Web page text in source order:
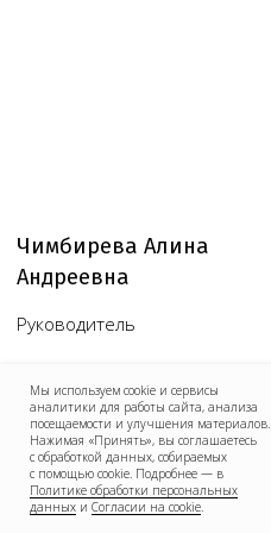
Мы используем cookie и сервисы
аналитики для работы сайта, анализа
посещаемости и улучшения материалов.
Нажимая «Принять», вы соглашаетесь
с обработкой данных, собираемых
с помощью cookie. Подробнее — в
Политике обработки персональных
данных и Согласии на cookie.